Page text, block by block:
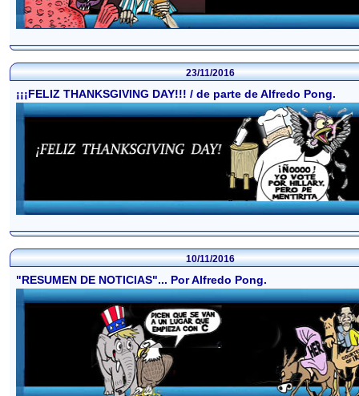
23/11/2016
¡¡¡FELIZ THANKSGIVING DAY!!! / de parte de Alfredo Pong.
10/11/2016
"RESUMEN DE NOTICIAS"... Por Alfredo Pong.